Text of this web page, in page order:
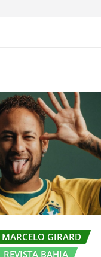
GIRARD
REVISTA BAHIA